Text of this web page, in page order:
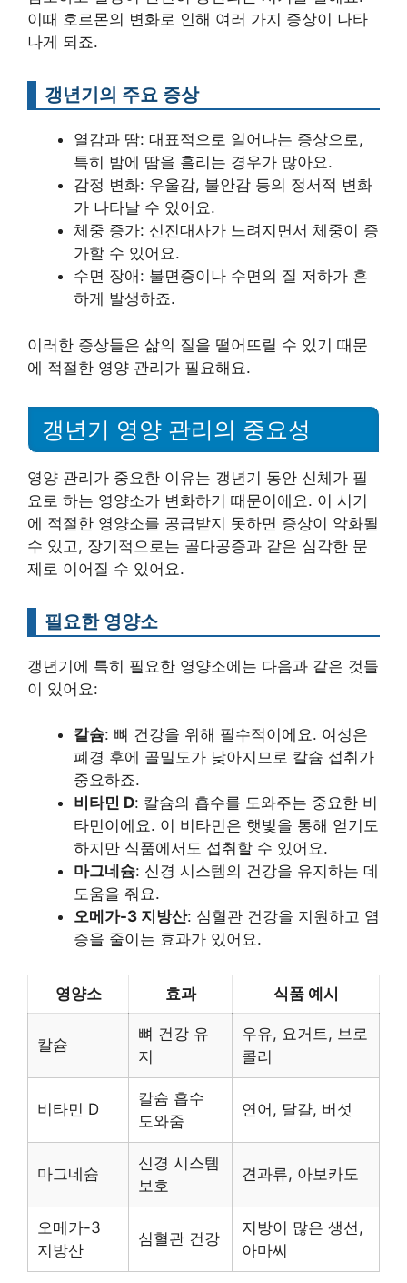
이때 호르몬의 변화로 인해 여러 가지 증상이 나타
나게 되죠.
갱년기의 주요 증상
열감과 땀: 대표적으로 일어나는 증상으로,
특히 밤에 땀을 흘리는 경우가 많아요.
감정 변화: 우울감, 불안감 등의 정서적 변화
가 나타날 수 있어요.
체중 증가: 신진대사가 느려지면서 체중이 증
가할 수 있어요.
수면 장애: 불면증이나 수면의 질 저하가 흔
하게 발생하죠.
이러한 증상들은 삶의 질을 떨어뜨릴 수 있기 때문
에 적절한 영양 관리가 필요해요.
갱년기 영양 관리의 중요성
영양 관리가 중요한 이유는 갱년기 동안 신체가 필
요로 하는 영양소가 변화하기 때문이에요. 이 시기
에 적절한 영양소를 공급받지 못하면 증상이 악화될
수 있고, 장기적으로는 골다공증과 같은 심각한 문
제로 이어질 수 있어요.
필요한 영양소
갱년기에 특히 필요한 영양소에는 다음과 같은 것들
이 있어요:
칼슘: 뼈 건강을 위해 필수적이에요. 여성은
폐경 후에 골밀도가 낮아지므로 칼슘 섭취가
중요하죠.
비타민 D: 칼슘의 흡수를 도와주는 중요한 비
타민이에요. 이 비타민은 햇빛을 통해 얻기도
하지만 식품에서도 섭취할 수 있어요.
마그네슘: 신경 시스템의 건강을 유지하는 데
도움을 줘요.
오메가-3 지방산: 심혈관 건강을 지원하고 염
증을 줄이는 효과가 있어요.
영양소 효과 식품 예시
칼슘
뼈 건강 유
지
우유, 요거트, 브로
콜리
비타민 D
칼슘 흡수
도와줌
연어, 달걀, 버섯
마그네슘
신경 시스템
보호
견과류, 아보카도
오메가-3
지방산
심혈관 건강
지방이 많은 생선,
아마씨